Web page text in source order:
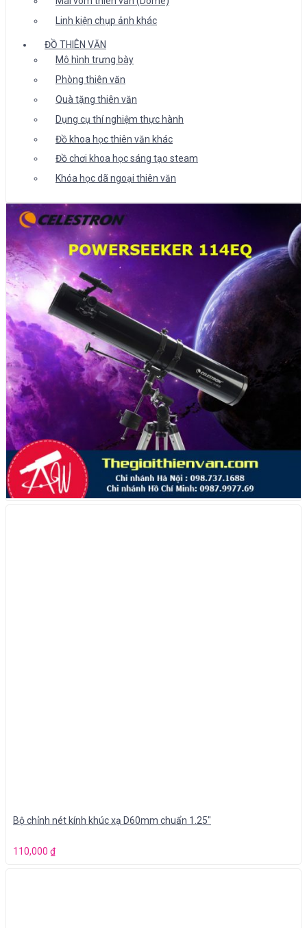
Linh kiện chụp ảnh khác
ĐỒ THIÊN VĂN
Mô hình trưng bày
Phòng thiên văn
Quà tặng thiên văn
Dụng cụ thí nghiệm thực hành
Đồ khoa học thiên văn khác
Đồ chơi khoa học sáng tạo steam
Khóa học dã ngoại thiên văn
Bộ chỉnh nét kính khúc xạ D60mm chuẩn 1.25″
110,000 ₫